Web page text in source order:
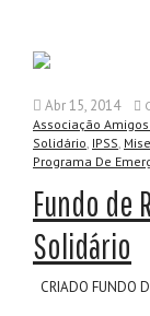
Abr 15, 2014
Associação
Solidário, IPSS,
Programa De
Fundo de
Solidário
CRIADO FUNDO